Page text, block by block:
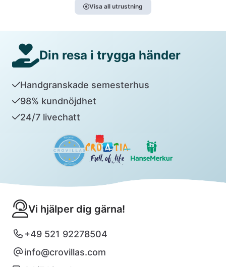
Visa all utrustning
Din resa i trygga händer
Handgranskade semesterhus
98% kundnöjdhet
24/7 livechatt
Vi hjälper dig gärna!
+49 521 92278504
info@crovillas.com